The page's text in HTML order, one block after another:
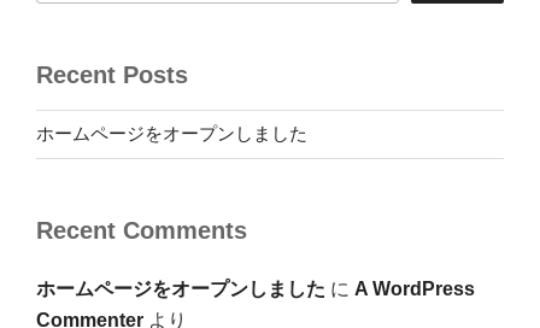
Recent Posts
ホームページをオープンしました
Recent Comments
ホームページをオープンしました に A WordPress
Commenter より